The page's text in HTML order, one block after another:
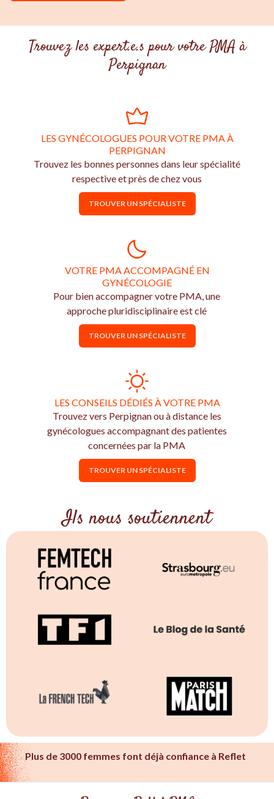
Trouvez les expert.e.s pour votre PMA à
Perpignan
LES GYNÉCOLOGUES POUR VOTRE PMA À
PERPIGNAN
Trouvez les bonnes personnes dans leur spécialité
respective et près de chez vous
TROUVER UN SPÉCIALISTE
VOTRE PMA ACCOMPAGNÉ EN
GYNÉCOLOGIE
Pour bien accompagner votre PMA, une
approche pluridisciplinaire est clé
TROUVER UN SPÉCIALISTE
LES CONSEILS DÉDIÉS À VOTRE PMA
Trouvez vers Perpignan ou à distance les
gynécologues accompagnant des patientes
concernées par la PMA
TROUVER UN SPÉCIALISTE
Ils nous soutiennent
Plus de 3000 femmes font déjà confiance à Reflet